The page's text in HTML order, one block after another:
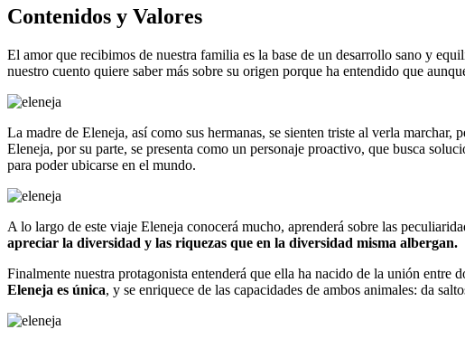
Contenidos y Valores
El amor que recibimos de nuestra familia es la base de un desarrollo sano y
nuestro cuento quiere saber más sobre su origen porque ha entendido que
La madre de Eleneja, así como sus hermanas, se sienten triste al verla
Eleneja, por su parte, se presenta como un personaje proactivo, que busca
para poder ubicarse en el mundo.
A lo largo de este viaje Eleneja conocerá mucho, aprenderá sobre las
apreciar la diversidad y las riquezas que en la diversidad misma albergan.
Finalmente nuestra protagonista entenderá que ella ha nacido de la unión
Eleneja es única, y se enriquece de las capacidades de ambos animales: da